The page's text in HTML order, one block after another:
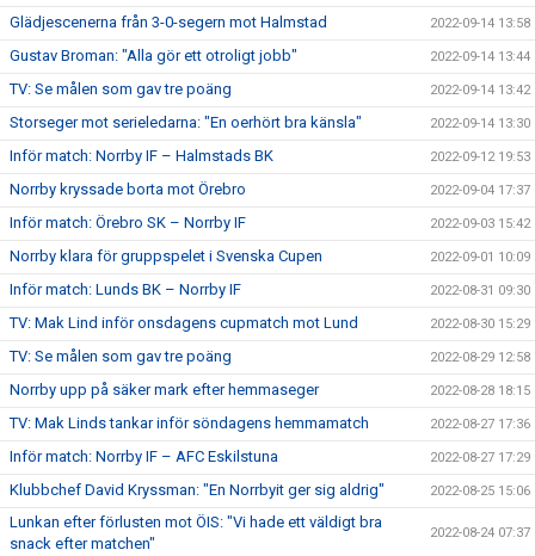
Glädjescenerna från 3-0-segern mot Halmstad 2022-09-14 13:58
Gustav Broman: "Alla gör ett otroligt jobb" 2022-09-14 13:44
TV: Se målen som gav tre poäng 2022-09-14 13:42
Storseger mot serieledarna: "En oerhört bra känsla" 2022-09-14 13:30
Inför match: Norrby IF – Halmstads BK 2022-09-12 19:53
Norrby kryssade borta mot Örebro 2022-09-04 17:37
Inför match: Örebro SK – Norrby IF 2022-09-03 15:42
Norrby klara för gruppspelet i Svenska Cupen 2022-09-01 10:09
Inför match: Lunds BK – Norrby IF 2022-08-31 09:30
TV: Mak Lind inför onsdagens cupmatch mot Lund 2022-08-30 15:29
TV: Se målen som gav tre poäng 2022-08-29 12:58
Norrby upp på säker mark efter hemmaseger 2022-08-28 18:15
TV: Mak Linds tankar inför söndagens hemmamatch 2022-08-27 17:36
Inför match: Norrby IF – AFC Eskilstuna 2022-08-27 17:29
Klubbchef David Kryssman: "En Norrbyit ger sig aldrig" 2022-08-25 15:06
Lunkan efter förlusten mot ÖIS: "Vi hade ett väldigt bra
snack efter matchen"
2022-08-24 07:37